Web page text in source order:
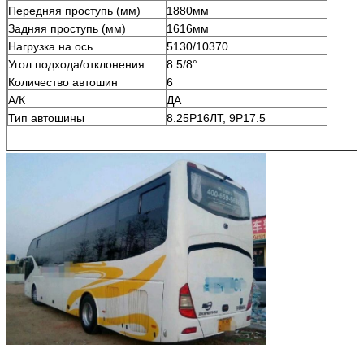
Передняя проступь (мм)
1880мм
Задняя проступь (мм)
1616мм
Нагрузка на ось
5130/10370
Угол подхода/отклонения
8.5/8°
Количество автошин
6
А/К
ДА
Тип автошины
8.25Р16ЛТ, 9Р17.5